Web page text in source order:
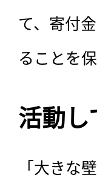
て、寄付
ることを
活動
「大きな